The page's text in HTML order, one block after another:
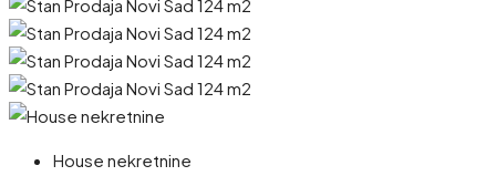
House nekretnine